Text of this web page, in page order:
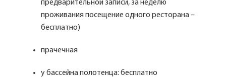
предварительной записи, за неделю
проживания посещение одного ресторана –
бесплатно)
прачечная
у бассейна полотенца: бесплатно